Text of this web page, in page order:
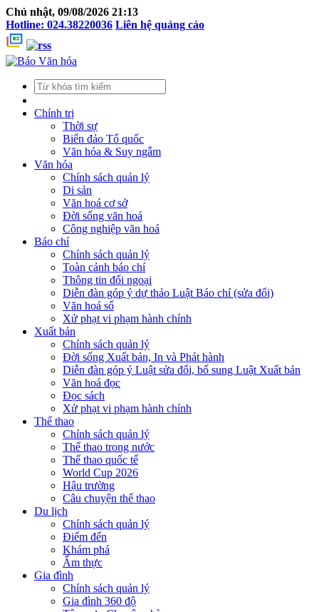
Chủ nhật, 09/08/2026 21:13
Hotline: 024.38220036 Liên hệ quảng cáo
Chính trị
Thời sự
Biển đảo Tổ quốc
Văn hóa & Suy ngẫm
Văn hóa
Chính sách quản lý
Di sản
Văn hoá cơ sở
Đời sống văn hoá
Công nghiệp văn hoá
Báo chí
Chính sách quản lý
Toàn cảnh báo chí
Thông tin đối ngoại
Diễn đàn góp ý dự thảo Luật Báo chí (sửa đổi)
Văn hoá số
Xử phạt vi phạm hành chính
Xuất bản
Chính sách quản lý
Đời sống Xuất bản, In và Phát hành
Diễn đàn góp ý Luật sửa đổi, bổ sung Luật Xuất bản
Văn hoá đọc
Đọc sách
Xử phạt vi phạm hành chính
Thể thao
Chính sách quản lý
Thể thao trong nước
Thể thao quốc tế
World Cup 2026
Hậu trường
Câu chuyện thể thao
Du lịch
Chính sách quản lý
Điểm đến
Khám phá
Ẩm thực
Gia đình
Chính sách quản lý
Gia đình 360 độ